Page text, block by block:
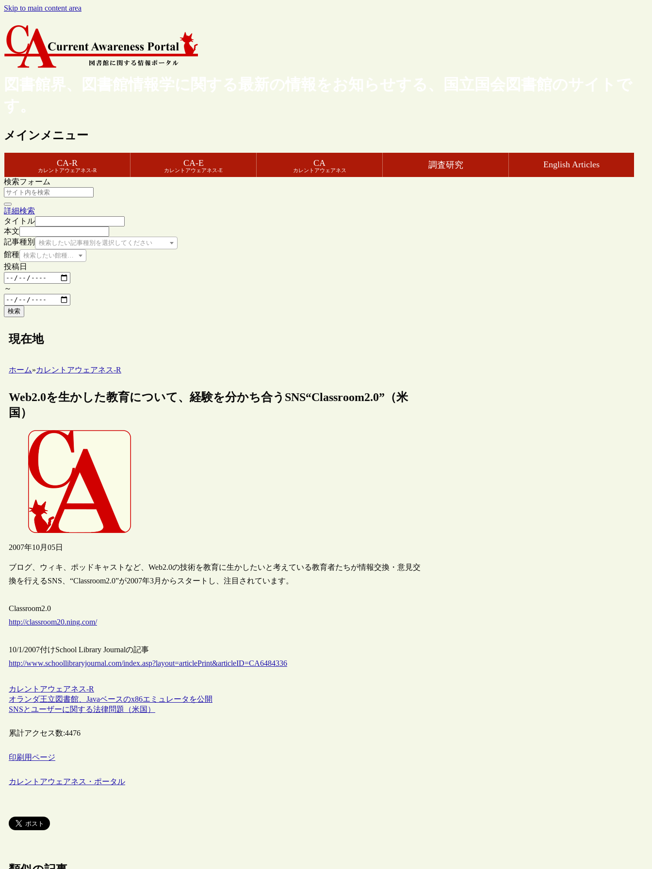
Skip to main content area
図書館界、図書館情報学に関する最新の情報をお知らせする、国立国会図書館のサイトで
す。
メインメニュー
CA-R
カレントアウェアネス-R
CA-E
カレントアウェアネス-E
CA
カレントアウェアネス
調査研究 English Articles
検索フォーム
詳細検索
タイトル
本文
記事種別
検索したい記事種別を選択してください
館種 検索したい館種を選択してください
投稿日
～
検索
現在地
ホーム»カレントアウェアネス-R
Web2.0を生かした教育について、経験を分かち合うSNS“Classroom2.0”（米
国）
2007年10月05日
ブログ、ウィキ、ポッドキャストなど、Web2.0の技術を教育に生かしたいと考えている教育者たちが情報交換・意見交
換を行えるSNS、“Classroom2.0”が2007年3月からスタートし、注目されています。
Classroom2.0
http://classroom20.ning.com/
10/1/2007付けSchool Library Journalの記事
http://www.schoollibraryjournal.com/index.asp?layout=articlePrint&articleID=CA6484336
カレントアウェアネス-R
オランダ王立図書館、Javaベースのx86エミュレータを公開
SNSとユーザーに関する法律問題（米国）
累計アクセス数:4476
印刷用ページ
カレントアウェアネス・ポータル